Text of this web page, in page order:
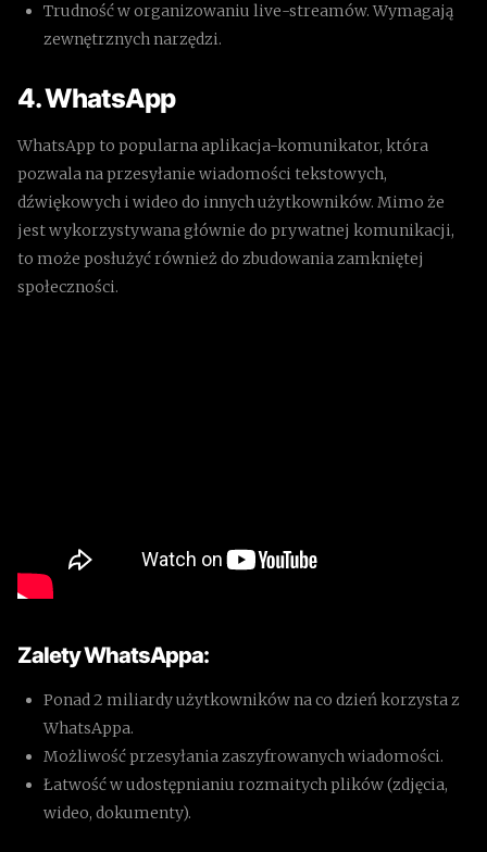
Trudność w organizowaniu live-streamów. Wymagają
zewnętrznych narzędzi.
4. WhatsApp
WhatsApp to popularna aplikacja-komunikator, która
pozwala na przesyłanie wiadomości tekstowych,
dźwiękowych i wideo do innych użytkowników. Mimo że
jest wykorzystywana głównie do prywatnej komunikacji,
to może posłużyć również do zbudowania zamkniętej
społeczności.
Zalety WhatsAppa:
Ponad 2 miliardy użytkowników na co dzień korzysta z
WhatsAppa.
Możliwość przesyłania zaszyfrowanych wiadomości.
Łatwość w udostępnianiu rozmaitych plików (zdjęcia,
wideo, dokumenty).